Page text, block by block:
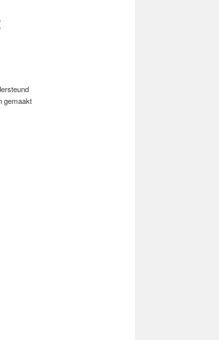
gemaakt